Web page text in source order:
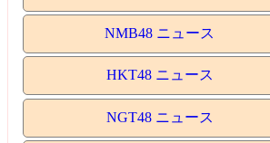
NMB48 ニュース
HKT48 ニュース
NGT48 ニュース